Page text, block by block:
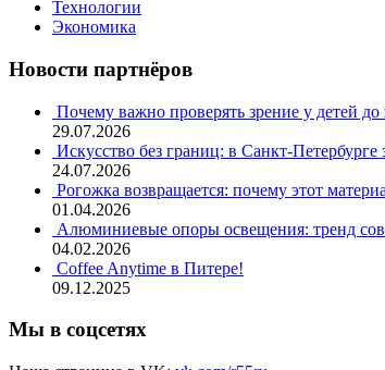
Технологии
Экономика
Новости партнёров
Почему важно проверять зрение у детей
29.07.2026
Искусство без границ: в Санкт-
24.07.2026
Рогожка возвращается: почему этот
01.04.2026
Алюминиевые опоры освещения: тренд
04.02.2026
Coffee Anytime в Питере!
09.12.2025
Мы в соцсетях